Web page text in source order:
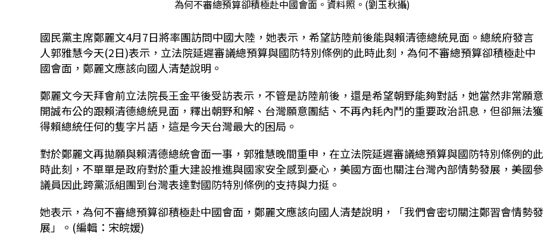
為何不審總預算卻積極赴中國會面。資料照。(劉玉秋攝)
國民黨主席鄭麗文4月7日將率團訪問中國大陸，她表示，希望訪陸前後能與賴清德總統見面。總統府發言
人郭雅慧今天(2日)表示，立法院延遲審議總預算與國防特別條例的此時此刻，為何不審總預算卻積極赴中
國會面，鄭麗文應該向國人清楚說明。
鄭麗文今天拜會前立法院長王金平後受訪表示，不管是訪陸前後，還是希望朝野能夠對話，她當然非常願意
開誠布公的跟賴清德總統見面，釋出朝野和解、台灣願意團結、不再內耗內鬥的重要政治訊息，但卻無法獲
得賴總統任何的隻字片語，這是今天台灣最大的困局。
對於鄭麗文再拋願與賴清德總統會面一事，郭雅慧晚間重申，在立法院延遲審議總預算與國防特別條例的此
時此刻，不單單是政府對於重大建設推進與國家安全感到憂心，美國方面也關注台灣內部情勢發展，美國參
議員因此跨黨派組團到台灣表達對國防特別條例的支持與力挺。
她表示，為何不審總預算卻積極赴中國會面，鄭麗文應該向國人清楚說明，「我們會密切關注鄭習會情勢發
展」。(編輯：宋皖媛)